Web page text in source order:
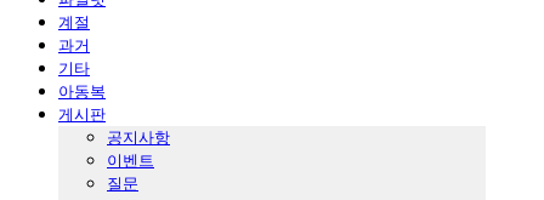
계절
과거
기타
아동복
게시판
공지사항
이벤트
질문